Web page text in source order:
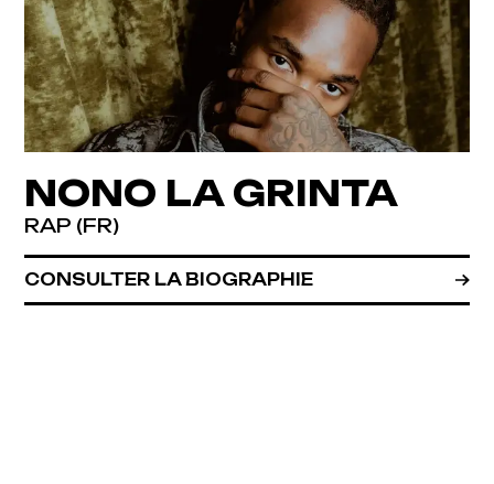
NONO LA GRINTA
RAP (FR)
CONSULTER LA BIOGRAPHIE